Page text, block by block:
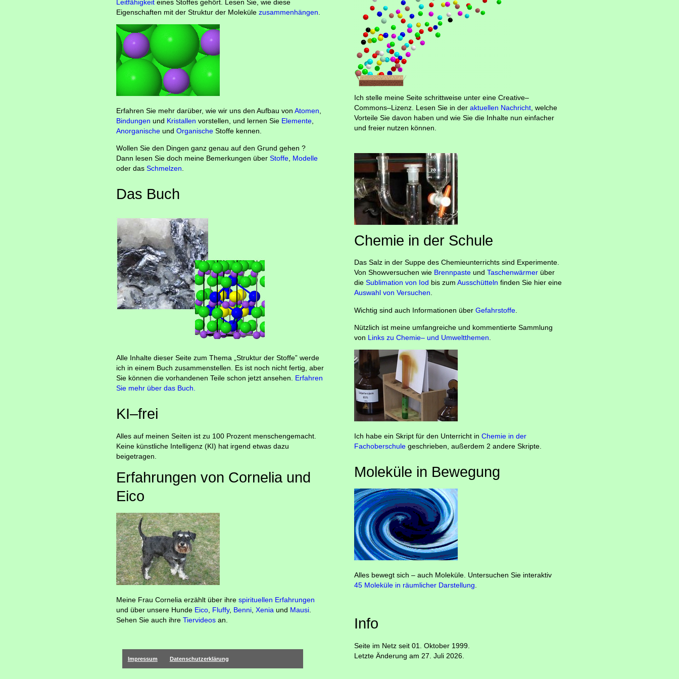
Leitfähigkeit eines Stoffes gehört. Lesen Sie, wie diese
Eigenschaften mit der Struktur der Molekülezusammenhängen
Erfahren Sie mehr darüber, wie wir uns den Aufbau vonAtomen
Bindungen und Kristallen vorstellen, und lernen Sie Elemente
Anorganische undOrganische Stoffe kennen.
Wollen Sie den Dingen ganz genau auf den Grund gehen ?
Dann lesen Sie doch meine Bemerkungen überStoffe Modelle
oder dasSchmelzen
Das Buch
Alle Inhalte dieser Seite zum Thema „Struktur der Stoffe” werde
ich in einem Buch zusammenstellen. Es ist noch nicht fertig, aber
Sie können die vorhandenen Teile schon jetzt ansehen. Erfahren
Sie mehr über das Buch.
KI–frei
Alles auf meinen Seiten ist zu 100 Prozent menschengemacht.
Keine künstliche Intelligenz (KI) hat irgend etwas dazu
beigetragen.
Erfahrungen von Cornelia und
Eico
Meine Frau Cornelia erzählt über ihrespirituellen Erfahrungen
und über unsere Hunde Eico Fluffy, Benni ,Xenia und Mausi
Sehen Sie auch ihreTiervideos an.
Impressum Datenschutzerklärung
Ich stelle meine Seite schrittweise unter eine Creative–
Commons–Lizenz. Lesen Sie in der aktuellen Nachricht, welche
Vorteile Sie davon haben und wie Sie die Inhalte nun einfacher
und freier nutzen können.
Chemie in der Schule
Das Salz in der Suppe des Chemieunterrichts sind Experimente.
Von Showversuchen wie Brennpasteund Taschenwärmerüber
die Sublimation von Iod bis zum Ausschütteln finden Sie hier eine
Auswahl von Versuchen.
Wichtig sind auch Informationen über Gefahrstoffe.
Nützlich ist meine umfangreiche und kommentierte Sammlung
von Links zu Chemie– und Umweltthemen
Ich habe ein Skript für den Unterricht in Chemie in der
Fachoberschulegeschrieben, außerdem 2 andere Skripte.
Moleküle in Bewegung
Alles bewegt sich – auch Moleküle. Untersuchen Sie interaktiv
45 Moleküle in räumlicher Darstellung
Info
Seite im Netz seit 01. Oktober 1999.
Letzte Änderung am 27. Juli 2026.